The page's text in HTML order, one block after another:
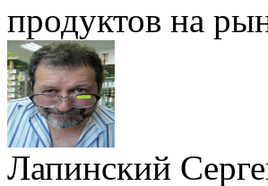
продуктов на
Лапинский